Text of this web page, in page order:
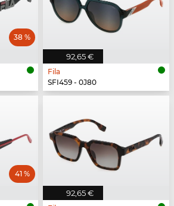
38 %
92,65 €
Fila
SFI459 - 0J80
41 %
92,65 €